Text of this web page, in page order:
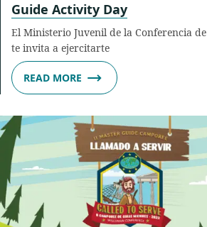
Guide Activity Day
El Ministerio Juvenil de la Conferencia
te invita a ejercitarte
READ MORE